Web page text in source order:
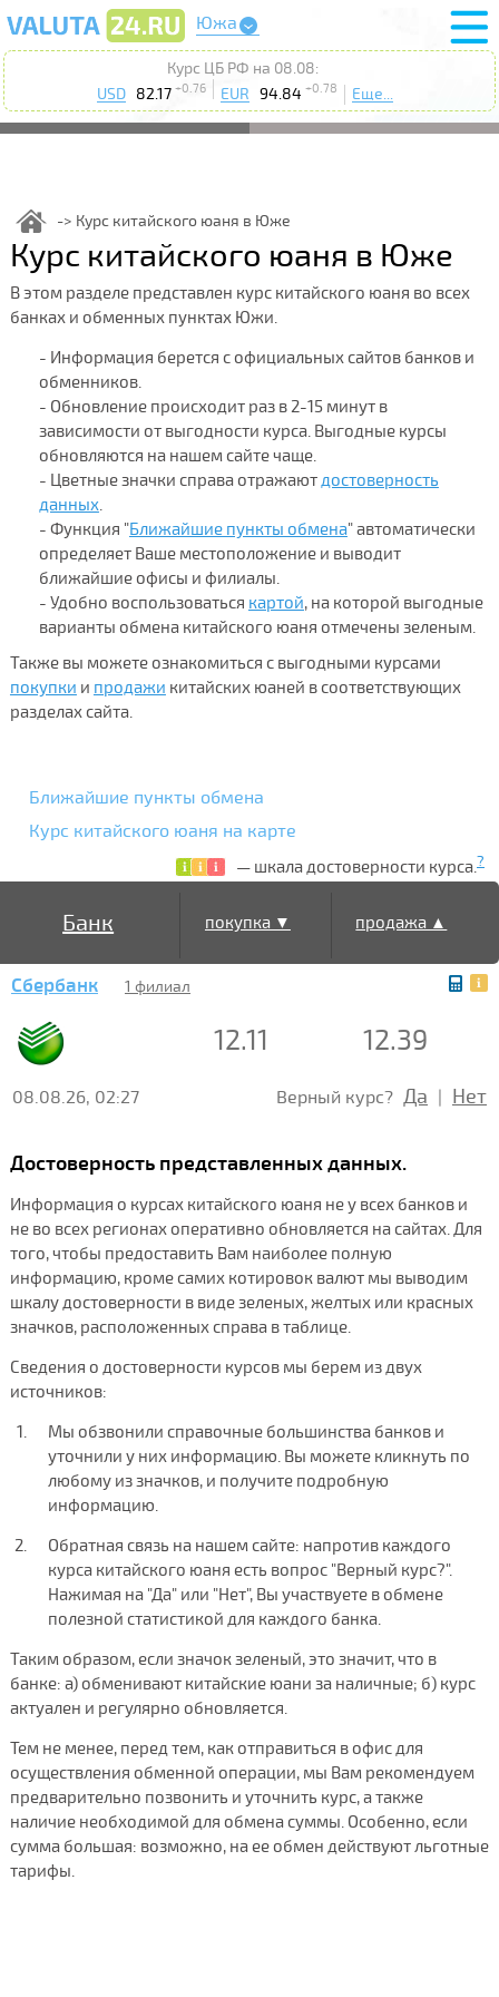
Южа
Курс ЦБ РФ на 08.08:
USD
82.17 +0.76 EUR 94.84 +0.78 Еще...
Курс китайского юаня в Юже
Курс китайского юаня в Юже
В этом разделе представлен курс китайского юаня во всех
банках и обменных пунктах Южи.
- Информация берется с официальных сайтов банков и
обменников.
- Обновление происходит раз в 2-15 минут в
зависимости от выгодности курса. Выгодные курсы
обновляются на нашем сайте чаще.
- Цветные значки справа отражаютдостоверность
данных.
- Функция "Ближайшие пункты обмена" автоматически
определяет Ваше местоположение и выводит
ближайшие офисы и филиалы.
- Удобно воспользоваться картой, на которой выгодные
варианты обмена китайского юаня отмечены зеленым.
Также вы можете ознакомиться с выгодными курсами
покупки и продажи китайских юаней в соответствующих
разделах сайта.
Ближайшие пункты обмена
Курс китайского юаня на карте
— шкала достоверности курса.?
Банк покупка ▼ продажа ▲
Сбербанк 1 филиал
12.11 12.39
08.08.26, 02:27 Верный курс? Да | Нет
Достоверность представленных данных.
Информация о курсах китайского юаня не у всех банков и
не во всех регионах оперативно обновляется на сайтах. Для
того, чтобы предоставить Вам наиболее полную
информацию, кроме самих котировок валют мы выводим
шкалу достоверности в виде зеленых, желтых или красных
значков, расположенных справа в таблице.
Сведения о достоверности курсов мы берем из двух
источников:
Мы обзвонили справочные большинства банков и
уточнили у них информацию. Вы можете кликнуть по
любому из значков, и получите подробную
информацию.
Обратная связь на нашем сайте: напротив каждого
курса китайского юаня есть вопрос "Верный курс?".
Нажимая на "Да" или "Нет", Вы участвуете в обмене
полезной статистикой для каждого банка.
Таким образом, если значок зеленый, это значит, что в
банке: а) обменивают китайские юани за наличные; б) курс
актуален и регулярно обновляется.
Тем не менее, перед тем, как отправиться в офис для
осуществления обменной операции, мы Вам рекомендуем
предварительно позвонить и уточнить курс, а также
наличие необходимой для обмена суммы. Особенно, если
сумма большая: возможно, на ее обмен действуют льготные
тарифы.